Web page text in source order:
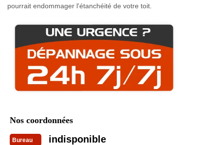
pourrait endommager l'étanchéité de votre toit.
Nos coordonnées
Bureau indisponible